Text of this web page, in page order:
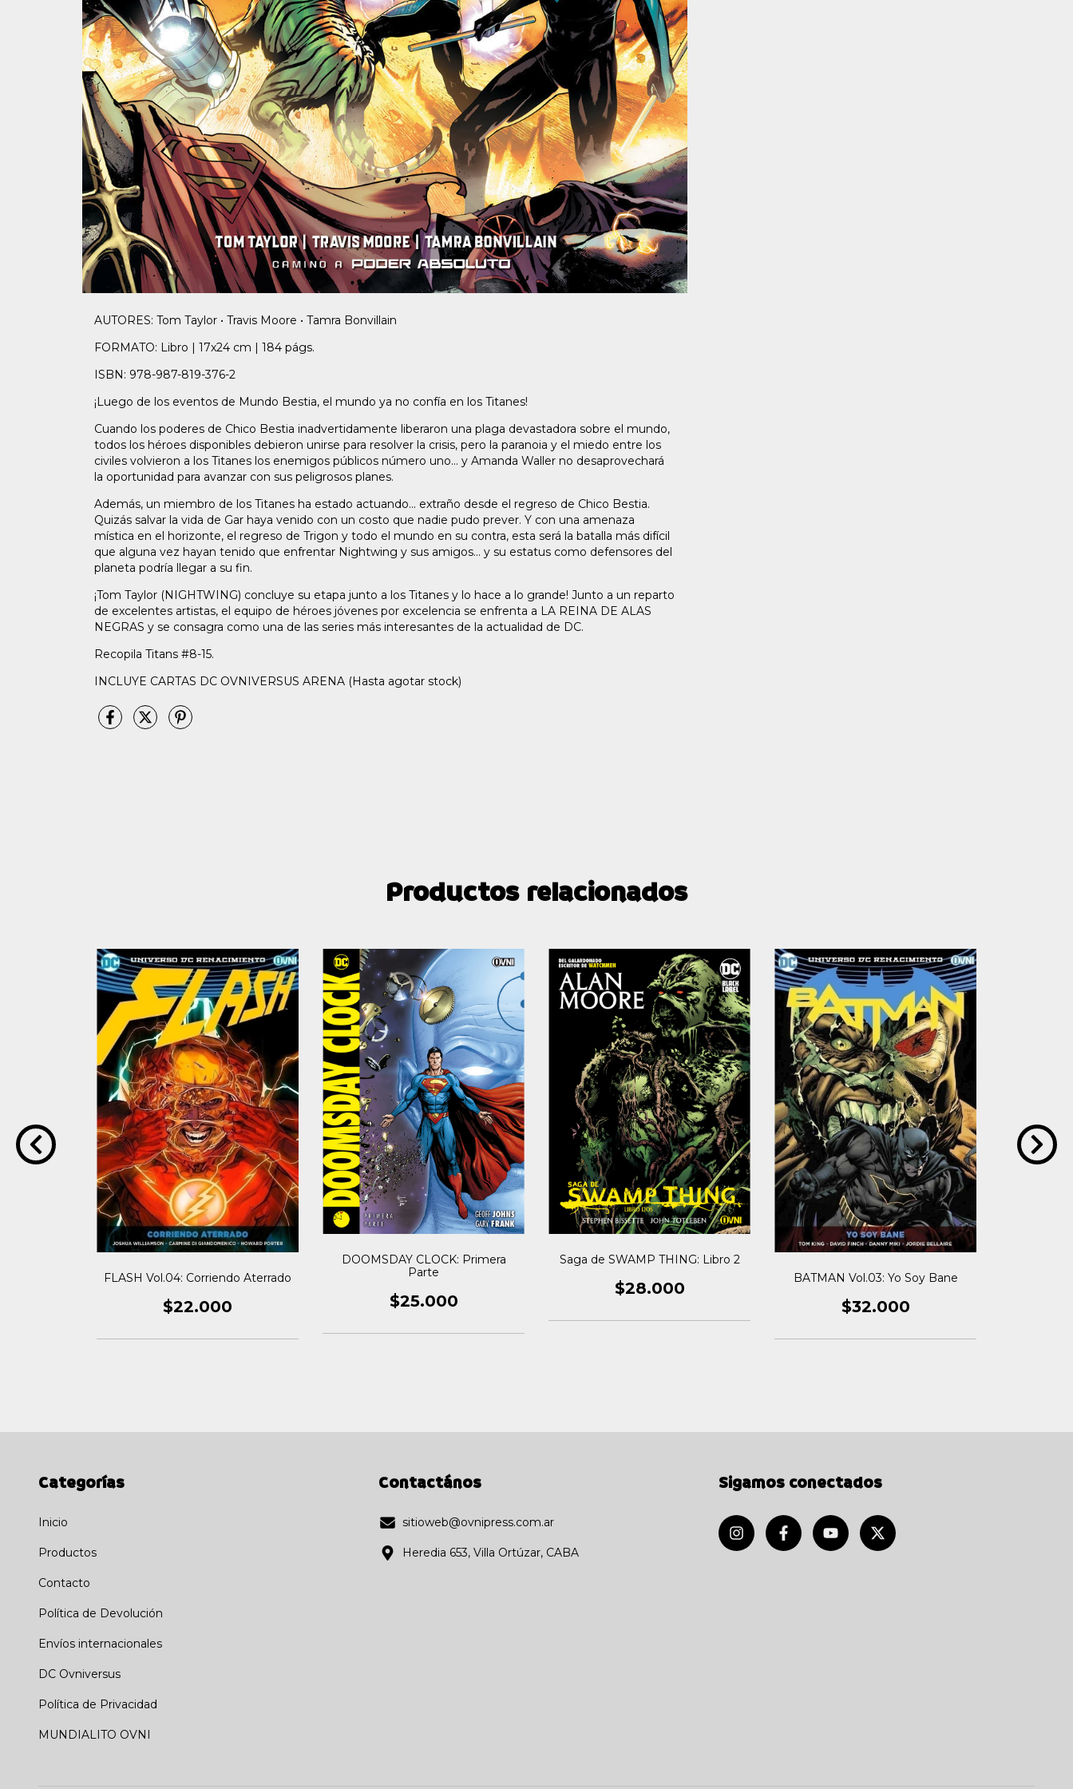
AUTORES: Tom Taylor • Travis Moore • Tamra Bonvillain
FORMATO: Libro | 17x24 cm | 184 págs.
ISBN: 978-987-819-376-2
¡Luego de los eventos de Mundo Bestia, el mundo ya no confía en los Titanes!
Cuando los poderes de Chico Bestia inadvertidamente liberaron una plaga devastadora sobre el mundo,
todos los héroes disponibles debieron unirse para resolver la crisis, pero la paranoia y el miedo entre los
civiles volvieron a los Titanes los enemigos públicos número uno... y Amanda Waller no desaprovechará
la oportunidad para avanzar con sus peligrosos planes.
Además, un miembro de los Titanes ha estado actuando... extraño desde el regreso de Chico Bestia.
Quizás salvar la vida de Gar haya venido con un costo que nadie pudo prever. Y con una amenaza
mística en el horizonte, el regreso de Trigon y todo el mundo en su contra, esta será la batalla más difícil
que alguna vez hayan tenido que enfrentar Nightwing y sus amigos... y su estatus como defensores del
planeta podría llegar a su fin.
¡Tom Taylor (NIGHTWING) concluye su etapa junto a los Titanes y lo hace a lo grande! Junto a un reparto
de excelentes artistas, el equipo de héroes jóvenes por excelencia se enfrenta a LA REINA DE ALAS
NEGRAS y se consagra como una de las series más interesantes de la actualidad de DC.
Recopila Titans #8-15.
INCLUYE CARTAS DC OVNIVERSUS ARENA (Hasta agotar stock)
Productos relacionados
FLASH Vol.04: Corriendo Aterrado
$22.000
DOOMSDAY CLOCK: Primera
Parte
$25.000
Saga de SWAMP THING: Libro 2
$28.000
BATMAN Vol.03: Yo Soy Bane
$32.000
Categorías
Inicio
Productos
Contacto
Política de Devolución
Envíos internacionales
DC Ovniversus
Política de Privacidad
MUNDIALITO OVNI
Contactános
sitioweb@ovnipress.com.ar
Heredia 653, Villa Ortúzar, CABA
Sigamos conectados